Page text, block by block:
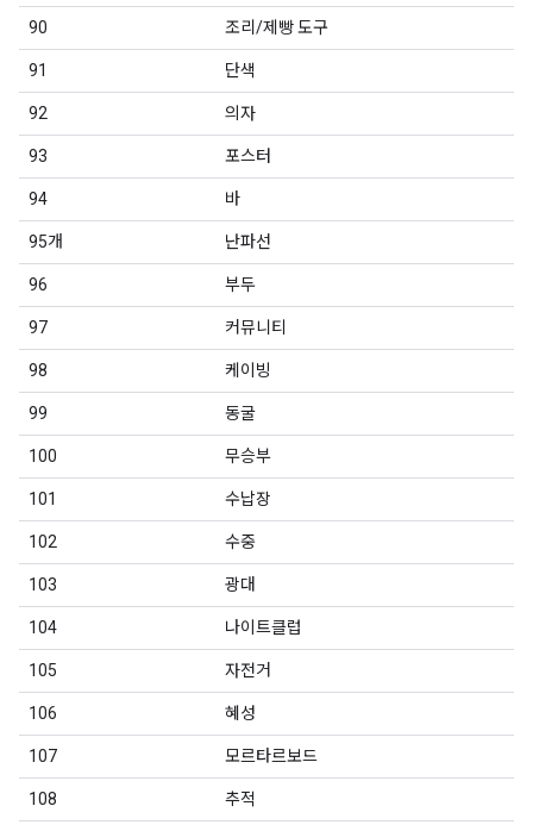
90 조리/제빵 도구
91 단색
92 의자
93 포스터
94 바
95개 난파선
96 부두
97 커뮤니티
98 케이빙
99 동굴
100 무승부
101 수납장
102 수중
103 광대
104 나이트클럽
105 자전거
106 혜성
107 모르타르보드
108 추적